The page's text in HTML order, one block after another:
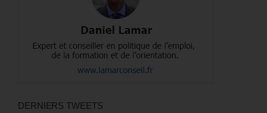
DERNIERS TWEETS